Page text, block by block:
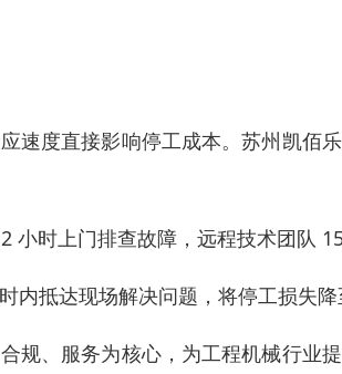
速度直接影响停工成本。苏州凯佰
小时上门排查故障，远程技术团队
内抵达现场解决问题，将停工损失
规、服务为核心，为工程机械行业